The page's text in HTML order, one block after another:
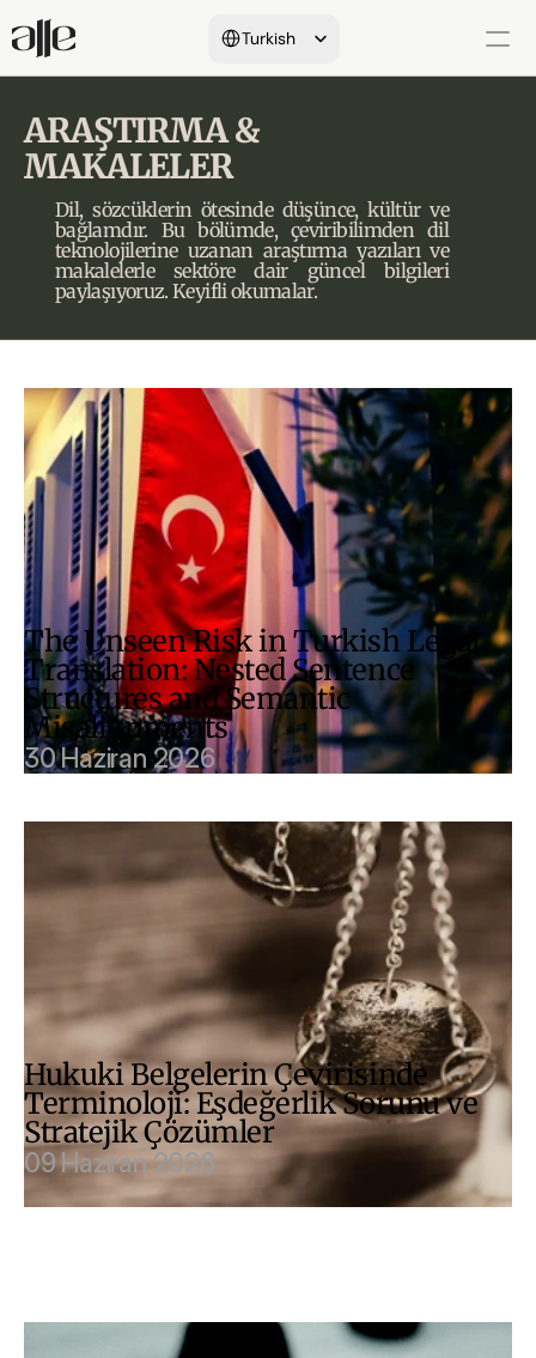
ARAŞTIRMA &
MAKALELER
Dil, sözcüklerin ötesinde düşünce, kültür ve
bağlamdır. Bu bölümde, çeviribilimden dil
teknolojilerine uzanan araştırma yazıları ve
makalelerle sektöre dair güncel bilgileri
paylaşıyoruz. Keyifli okumalar.
The Unseen Risk in Turkish Legal
Translation: Nested Sentence
Structures and Semantic
Misalignments
30 Haziran 2026
Hukuki Belgelerin Çevirisinde
Terminoloji: Eşdeğerlik Sorunu ve
Stratejik Çözümler
09 Haziran 2026
Turkish
Hakkımızda
Yeminli Tercüme
Onay Süreçleri
Dil&İletişim Hizmetleri